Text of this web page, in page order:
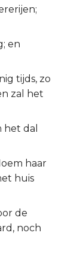
en
tijds, zo
zal het
het dal
haar
huis
de
noch